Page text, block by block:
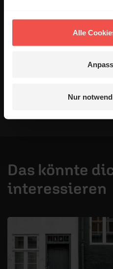
Alle
Nur
uns das Kürzen von
Das könnte
interessieren